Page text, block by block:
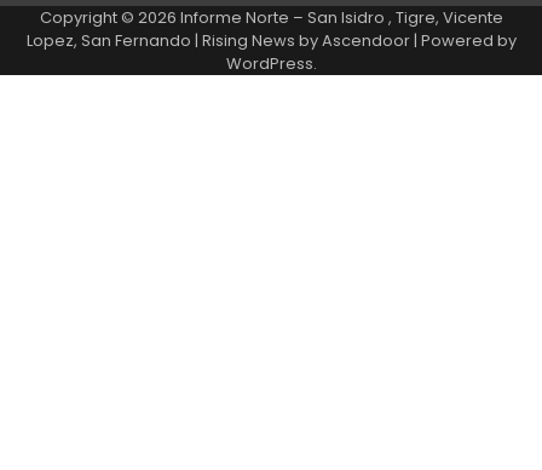
Copyright © 2026 Informe Norte – San Isidro , Tigre, Vicente
Lopez, San Fernando | Rising News byAscendoor| Powered by
WordPress.